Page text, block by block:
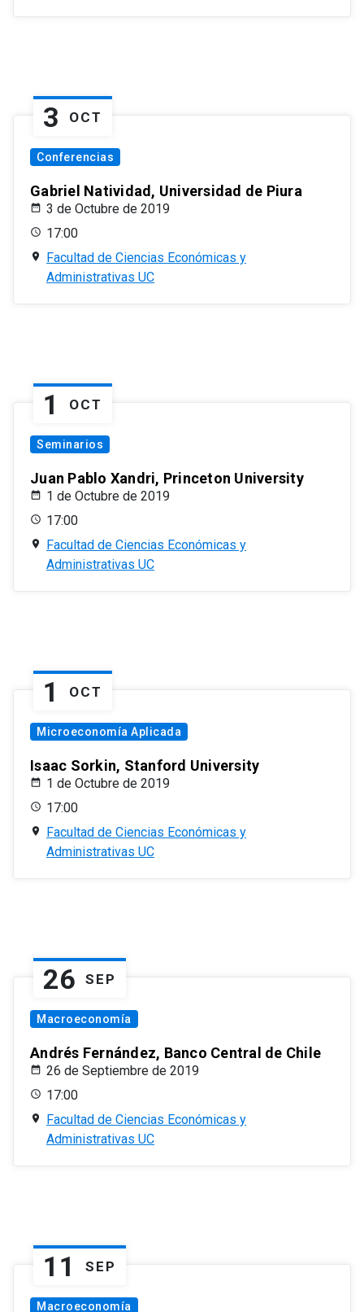
3 OCT
Conferencias
Gabriel Natividad, Universidad de Piura
3 de Octubre de 2019
17:00
Facultad de Ciencias Económicas y
Administrativas UC
1 OCT
Seminarios
Juan Pablo Xandri, Princeton University
1 de Octubre de 2019
17:00
Facultad de Ciencias Económicas y
Administrativas UC
1 OCT
Microeconomía Aplicada
Isaac Sorkin, Stanford University
1 de Octubre de 2019
17:00
Facultad de Ciencias Económicas y
Administrativas UC
26 SEP
Macroeconomía
Andrés Fernández, Banco Central de Chile
26 de Septiembre de 2019
17:00
Facultad de Ciencias Económicas y
Administrativas UC
11 SEP
Macroeconomía